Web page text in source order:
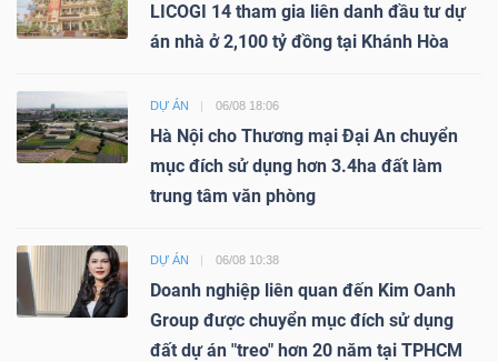
LICOGI 14 tham gia liên danh đầu tư dự
án nhà ở 2,100 tỷ đồng tại Khánh Hòa
DỰ ÁN 06/08 18:06
Hà Nội cho Thương mại Đại An chuyển
mục đích sử dụng hơn 3.4ha đất làm
trung tâm văn phòng
DỰ ÁN 06/08 10:38
Doanh nghiệp liên quan đến Kim Oanh
Group được chuyển mục đích sử dụng
đất dự án "treo" hơn 20 năm tại TPHCM